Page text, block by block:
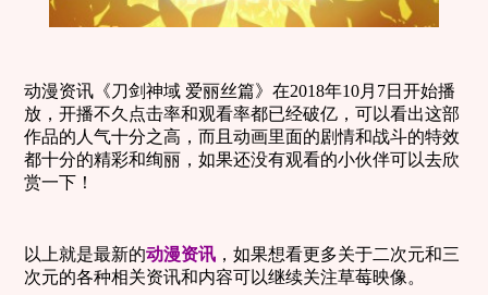
动漫资讯《刀剑神域 爱丽丝篇》在2018年10月7日开始播
放，开播不久点击率和观看率都已经破亿，可以看出这部
作品的人气十分之高，而且动画里面的剧情和战斗的特效
都十分的精彩和绚丽，如果还没有观看的小伙伴可以去欣
赏一下！
以上就是最新的动漫资讯 ，如果想看更多关于二次元和三
次元的各种相关资讯和内容可以继续关注草莓映像。